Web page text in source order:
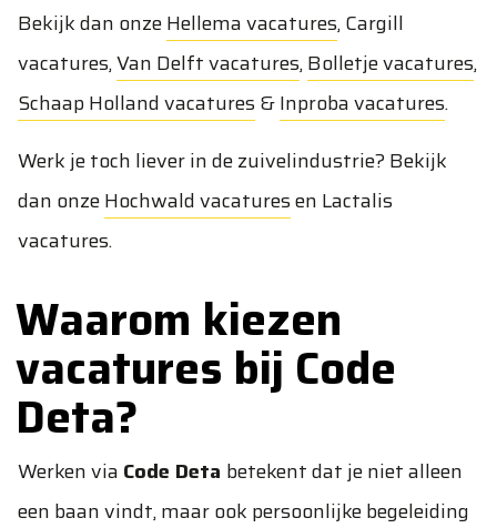
Bekijk dan onzeHellema vacatures,Cargill
vacatures,Van Delft vacatures,Bolletje vacatures,
Schaap Holland vacatures&Inproba vacatures.
Werk je toch liever in de zuivelindustrie? Bekijk
dan onzeHochwald vacaturesen Lactalis
vacatures.
Waarom kiezen
vacatures bij Code
Deta?
Werken via Code Deta betekent dat je niet alleen
een baan vindt, maar ook persoonlijke begeleiding